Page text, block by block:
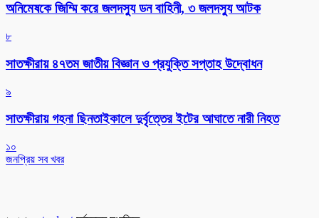
অনিমেষকে জিম্মি করে জলদস্যু ডন বাহিনী, ৩ জলদস্যু আটক
৮
সাতক্ষীরায় ৪৭তম জাতীয় বিজ্ঞান ও প্রযুক্তি সপ্তাহ উদ্বোধন
৯
সাতক্ষীরায় গহনা ছিনতাইকালে দুর্বৃত্তের ইটের আঘাতে নারী নিহত
১০
জনপ্রিয় সব খবর